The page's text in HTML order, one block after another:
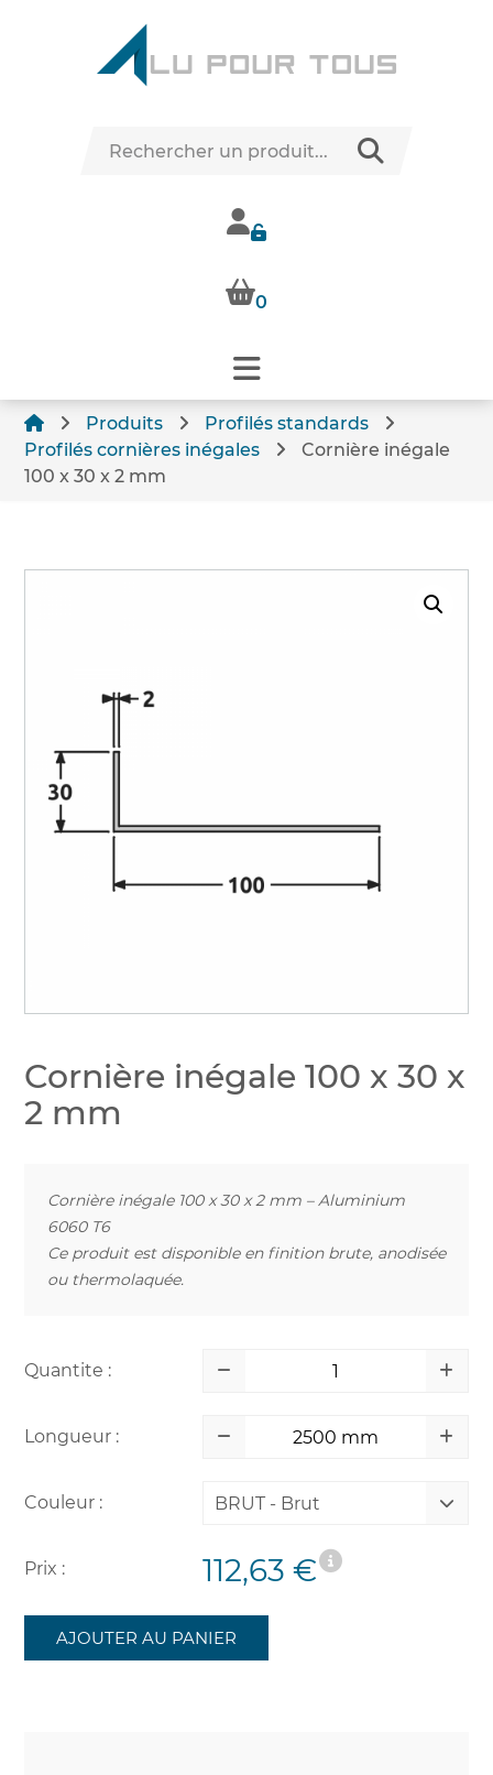
0
Produits
Profilés standards
Profilés cornières inégales
Cornière inégale
100 x 30 x 2 mm
Cornière inégale 100 x 30 x
2 mm
Cornière inégale 100 x 30 x 2 mm – Aluminium
6060 T6
Ce produit est disponible en finition brute, anodisée
ou thermolaquée.
Quantite :
Longueur :
Couleur : BRUT - Brut
Prix : 112,63 €
AJOUTER AU PANIER